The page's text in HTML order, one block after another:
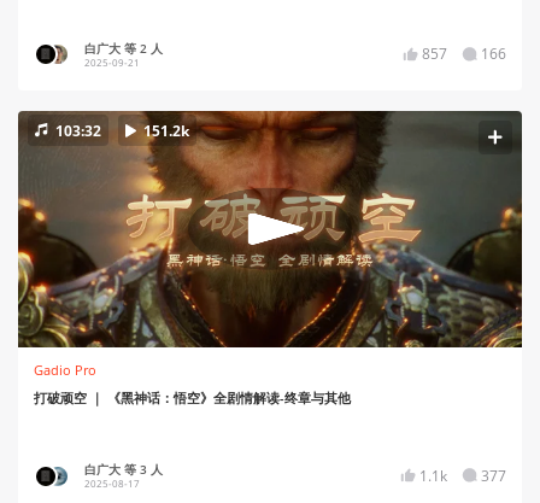
白广大 等 2 人
2025-09-21 857 166
103:32 151.2k
Gadio Pro
打破顽空 ｜ 《黑神话：悟空》全剧情解读-终章与其他
白广大 等 3 人
2025-08-17 1.1k 377